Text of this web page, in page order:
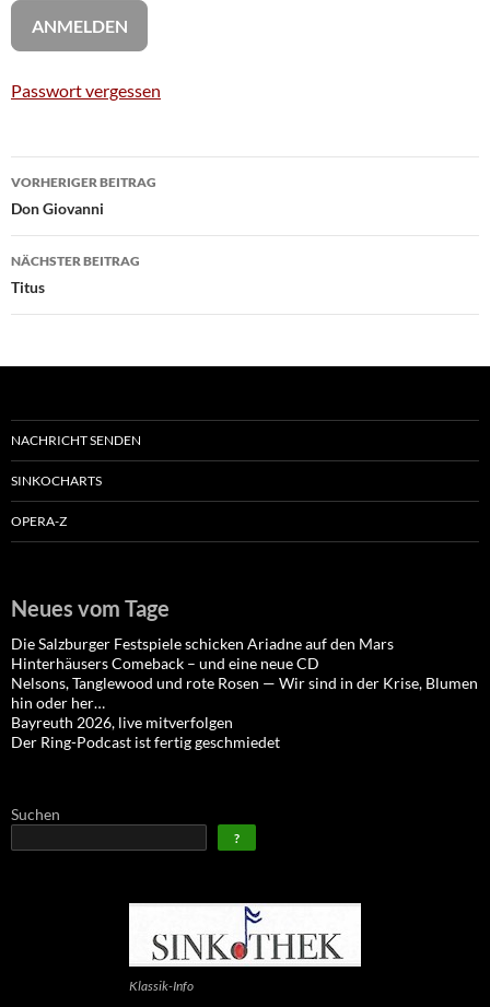
Passwort vergessen
Beitragsnavigation
VORHERIGER BEITRAG
Don Giovanni
NÄCHSTER BEITRAG
Titus
NACHRICHT SENDEN
SINKOCHARTS
OPERA-Z
Neues vom Tage
Die Salzburger Festspiele schicken Ariadne auf den Mars
Hinterhäusers Comeback – und eine neue CD
Nelsons, Tanglewood und rote Rosen — Wir sind in der Krise, Blumen
hin oder her…
Bayreuth 2026, live mitverfolgen
Der Ring-Podcast ist fertig geschmiedet
Suchen
?
Klassik-Info